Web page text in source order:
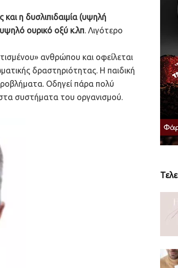
και η δυσλιπιδαιμία (υψηλή
ουρικό οξύ κ.λπ. Λιγότερο
ανθρώπου και οφείλεται
δραστηριότητας. Η παιδική
Οδηγεί πάρα πολύ
συστήματα του οργανισμού.